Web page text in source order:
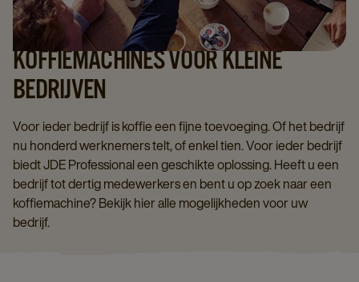
KOFFIEMACHINES VOOR KLEINE
BEDRIJVEN
Voor ieder bedrijf is koffie een fijne toevoeging. Of het bedrijf
nu honderd werknemers telt, of enkel tien. Voor ieder bedrijf
biedt JDE Professional een geschikte oplossing. Heeft u een
bedrijf tot dertig medewerkers en bent u op zoek naar een
koffiemachine? Bekijk hier alle mogelijkheden voor uw
bedrijf.